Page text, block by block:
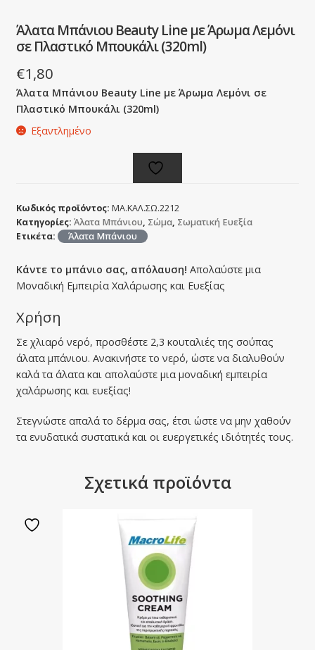
Άλατα Μπάνιου Beauty Line με Άρωμα Λεμόνι
σε Πλαστικό Μπουκάλι (320ml)
€1,80
Άλατα Μπάνιου Beauty Line με Άρωμα Λεμόνι σε
Πλαστικό Μπουκάλι (320ml)
Εξαντλημένο
Κωδικός προϊόντος: ΜΑ.ΚΑΛ.ΣΩ.2212
Κατηγορίες: Άλατα Μπάνιου, Σώμα, Σωματική Ευεξία
Ετικέτα:
Άλατα Μπάνιου
Κάντε το μπάνιο σας, απόλαυση! Απολαύστε μια
Μοναδική Εμπειρία Χαλάρωσης και Ευεξίας
Χρήση
Σε χλιαρό νερό, προσθέστε 2,3 κουταλιές της σούπας
άλατα μπάνιου. Ανακινήστε το νερό, ώστε να διαλυθούν
καλά τα άλατα και απολαύστε μια μοναδική εμπειρία
χαλάρωσης και ευεξίας!
Στεγνώστε απαλά το δέρμα σας, έτσι ώστε να μην χαθούν
τα ενυδατικά συστατικά και οι ευεργετικές ιδιότητές τους.
Σχετικά προϊόντα